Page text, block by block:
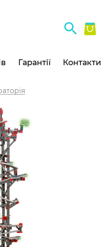
Гарантії Контакти